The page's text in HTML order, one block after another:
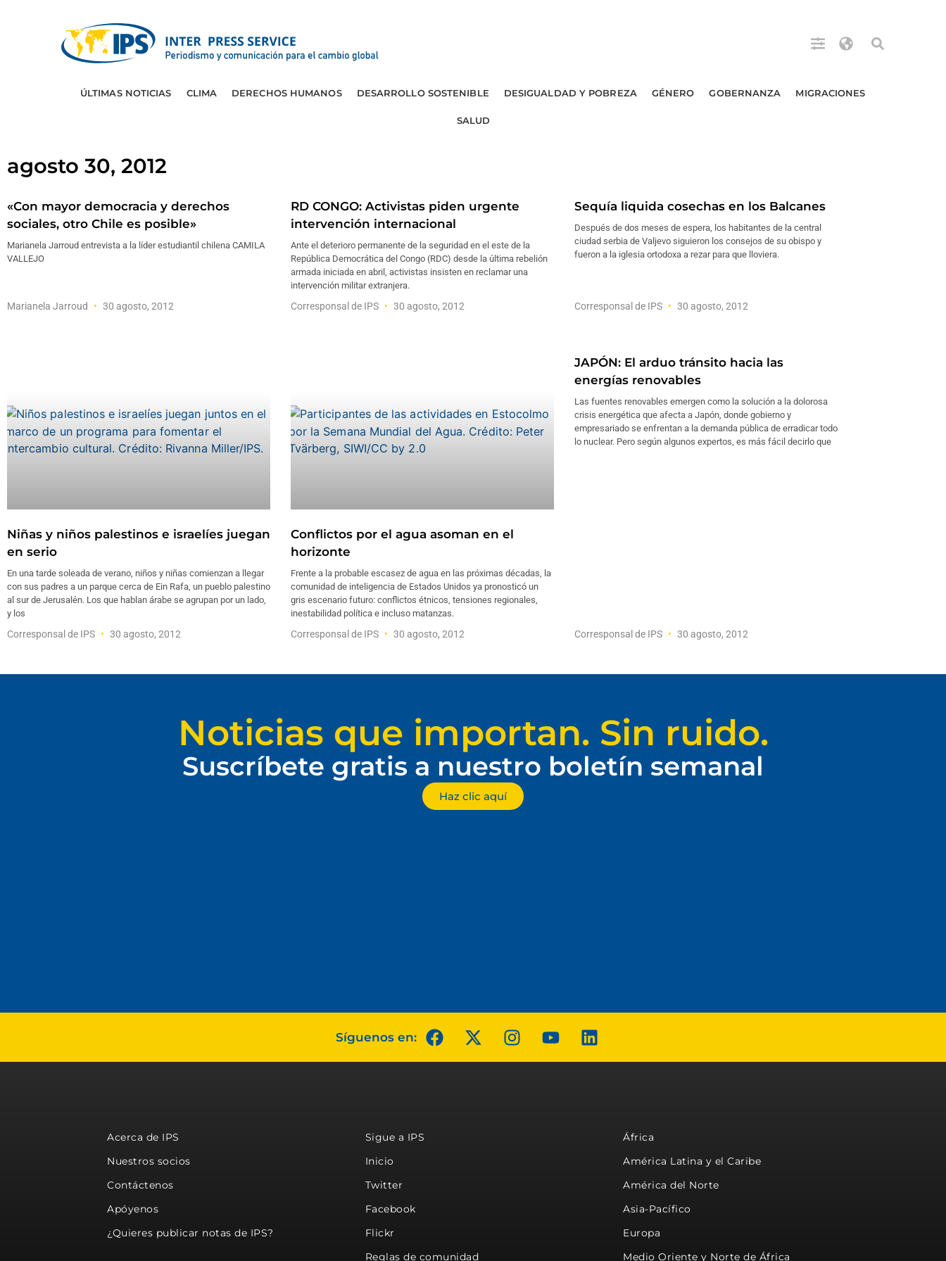
ÚLTIMAS NOTICIAS CLIMA DERECHOS HUMANOS DESARROLLO SOSTENIBLE DESIGUALDAD Y POBREZA GÉNERO GOBERNANZA MIGRACIONES
SALUD
agosto 30, 2012
«Con mayor democracia y derechos
sociales, otro Chile es posible»
Marianela Jarroud entrevista a la líder estudiantil chilena CAMILA
VALLEJO
Marianela Jarroud 30 agosto, 2012
RD CONGO: Activistas piden urgente
intervención internacional
Ante el deterioro permanente de la seguridad en el este de la
República Democrática del Congo (RDC) desde la última rebelión
armada iniciada en abril, activistas insisten en reclamar una
intervención militar extranjera.
Corresponsal de IPS 30 agosto, 2012
Sequía liquida cosechas en los Balcanes
Después de dos meses de espera, los habitantes de la central
ciudad serbia de Valjevo siguieron los consejos de su obispo y
fueron a la iglesia ortodoxa a rezar para que lloviera.
Corresponsal de IPS 30 agosto, 2012
Niñas y niños palestinos e israelíes juegan
en serio
En una tarde soleada de verano, niños y niñas comienzan a llegar
con sus padres a un parque cerca de Ein Rafa, un pueblo palestino
al sur de Jerusalén. Los que hablan árabe se agrupan por un lado,
y los
Corresponsal de IPS 30 agosto, 2012
Conflictos por el agua asoman en el
horizonte
Frente a la probable escasez de agua en las próximas décadas, la
comunidad de inteligencia de Estados Unidos ya pronosticó un
gris escenario futuro: conflictos étnicos, tensiones regionales,
inestabilidad política e incluso matanzas.
Corresponsal de IPS 30 agosto, 2012
JAPÓN: El arduo tránsito hacia las
energías renovables
Las fuentes renovables emergen como la solución a la dolorosa
crisis energética que afecta a Japón, donde gobierno y
empresariado se enfrentan a la demanda pública de erradicar todo
lo nuclear. Pero según algunos expertos, es más fácil decirlo que
Corresponsal de IPS 30 agosto, 2012
Noticias que importan. Sin ruido.
Suscríbete gratis a nuestro boletín semanal
Haz clic aquí
Síguenos en:
Acerca de IPS
Nuestros socios
Contáctenos
Apóyenos
¿Quieres publicar notas de IPS?
Sigue a IPS
Inicio
Twitter
Facebook
Flickr
Reglas de comunidad
África
América Latina y el Caribe
América del Norte
Asia-Pacífico
Europa
Medio Oriente y Norte de África